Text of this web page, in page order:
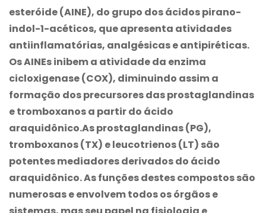
esteróide (AINE), do grupo dos ácidos pirano-
indol-1-acéticos, que apresenta atividades
antiinflamatórias, analgésicas e antipiréticas.
Os AINEs inibem a atividade da enzima
cicloxigenase (COX), diminuindo assim a
formação dos precursores das prostaglandinas
e tromboxanos a partir do ácido
araquidônico.As prostaglandinas (PG),
tromboxanos (TX) e leucotrienos (LT) são
potentes mediadores derivados do ácido
araquidônico. As funções destes compostos são
numerosas e envolvem todos os órgãos e